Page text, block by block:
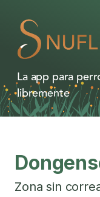
La app para
libremente
Zona sin